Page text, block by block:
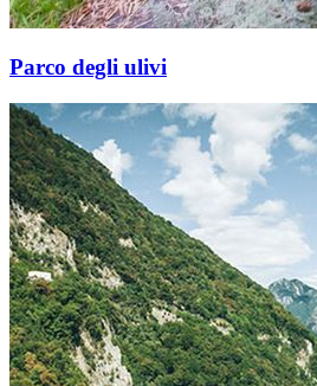
Parco degli ulivi